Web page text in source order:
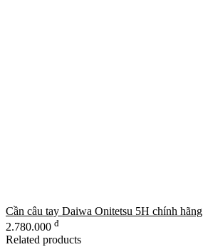
Cần câu tay Daiwa Onitetsu 5H chính hãng
2.780.000 đ
Related products